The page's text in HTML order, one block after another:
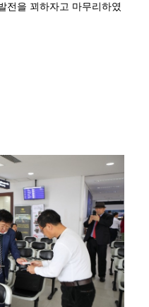
전을 꾀하자고 마무리하였